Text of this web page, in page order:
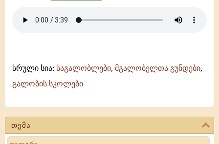
თემა
Search
სრული სია: საგალობლები, მგალობელთა გუნდები,
გალობის სკოლები